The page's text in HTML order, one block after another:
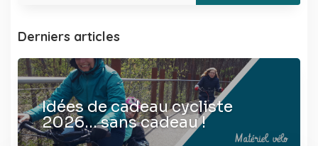
Derniers articles
Idées de cadeau cycliste
2026… sans cadeau !